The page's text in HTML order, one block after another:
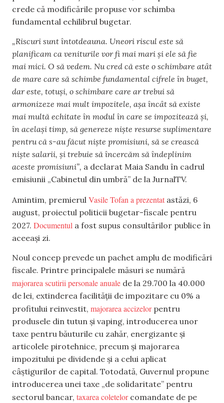
crede că modificările propuse vor schimba
fundamental echilibrul bugetar.
„Riscuri sunt întotdeauna. Uneori riscul este să
planificam ca veniturile vor fi mai mari și ele să fie
mai mici. O să vedem. Nu cred că este o schimbare atât
de mare care să schimbe fundamental cifrele în buget,
dar este, totuși, o schimbare care ar trebui să
armonizeze mai mult impozitele, așa încât să existe
mai multă echitate în modul în care se impozitează și,
în același timp, să genereze niște resurse suplimentare
pentru că s-au făcut niște promisiuni, să se crească
niște salarii, și trebuie să încercăm să îndeplinim
aceste promisiuni”, a declarat Maia Sandu în cadrul
emisiunii „Cabinetul din umbră” de la JurnalTV.
Amintim, premierul Vasile Tofan a prezentat astăzi, 6
august, proiectul politicii bugetar-fiscale pentru
2027. Documentul a fost supus consultărilor publice în
aceeași zi.
Noul concep prevede un pachet amplu de modificări
fiscale. Printre principalele măsuri se numără
majorarea scutirii personale anuale de la 29.700 la 40.000
de lei, extinderea facilității de impozitare cu 0% a
profitului reinvestit, majorarea accizelorpentru
produsele din tutun și vaping, introducerea unor
taxe pentru băuturile cu zahăr, energizante și
articolele pirotehnice, precum și majorarea
impozitului pe dividende și a celui aplicat
câștigurilor de capital. Totodată, Guvernul propune
introducerea unei taxe „de solidaritate” pentru
sectorul bancar, taxarea coletelorcomandate de pe